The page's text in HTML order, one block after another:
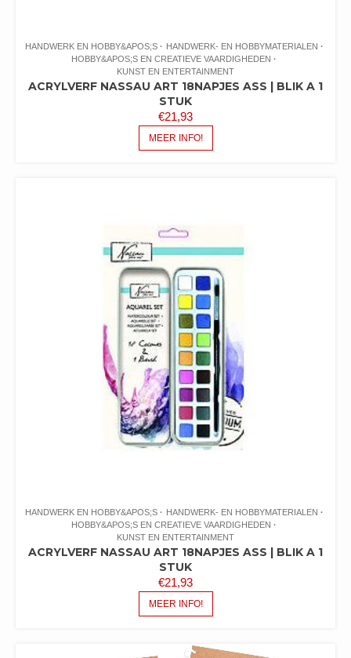
HANDWERK EN HOBBY&APOS;S
HANDWERK- EN HOBBYMATERIALEN
HOBBY&APOS;S EN CREATIEVE VAARDIGHEDEN
KUNST EN ENTERTAINMENT
ACRYLVERF NASSAU ART 18NAPJES ASS | BLIK A 1
STUK
€21,93
MEER INFO!
HANDWERK EN HOBBY&APOS;S
HANDWERK- EN HOBBYMATERIALEN
HOBBY&APOS;S EN CREATIEVE VAARDIGHEDEN
KUNST EN ENTERTAINMENT
ACRYLVERF NASSAU ART 18NAPJES ASS | BLIK A 1
STUK
€21,93
MEER INFO!